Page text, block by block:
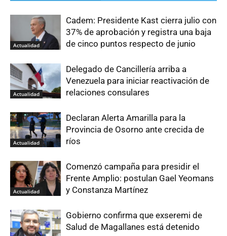
Actualidad
Cadem: Presidente Kast cierra julio con
37% de aprobación y registra una baja
de cinco puntos respecto de junio
Actualidad
Delegado de Cancillería arriba a
Venezuela para iniciar reactivación de
relaciones consulares
Actualidad
Declaran Alerta Amarilla para la
Provincia de Osorno ante crecida de
ríos
Actualidad
Comenzó campaña para presidir el
Frente Amplio: postulan Gael Yeomans
y Constanza Martínez
Gobierno confirma que exseremi de
Salud de Magallanes está detenido